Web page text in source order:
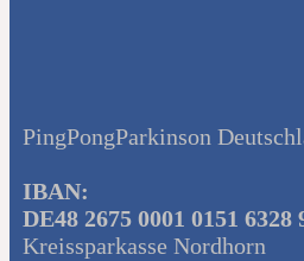
PingPongParkinson
IBAN:
DE48 2675 0001 0151 6328
Kreissparkasse Nordhorn